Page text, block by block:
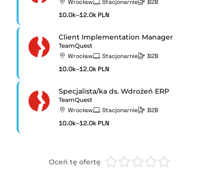
Wrocław Stacjonarnie B2B
10.0k–12.0k PLN
Client Implementation Manager
TeamQuest
Wrocław Stacjonarnie B2B
10.0k–12.0k PLN
Specjalista/ka ds. Wdrożeń ERP
TeamQuest
Wrocław Stacjonarnie B2B
10.0k–12.0k PLN
Oceń tę ofertę